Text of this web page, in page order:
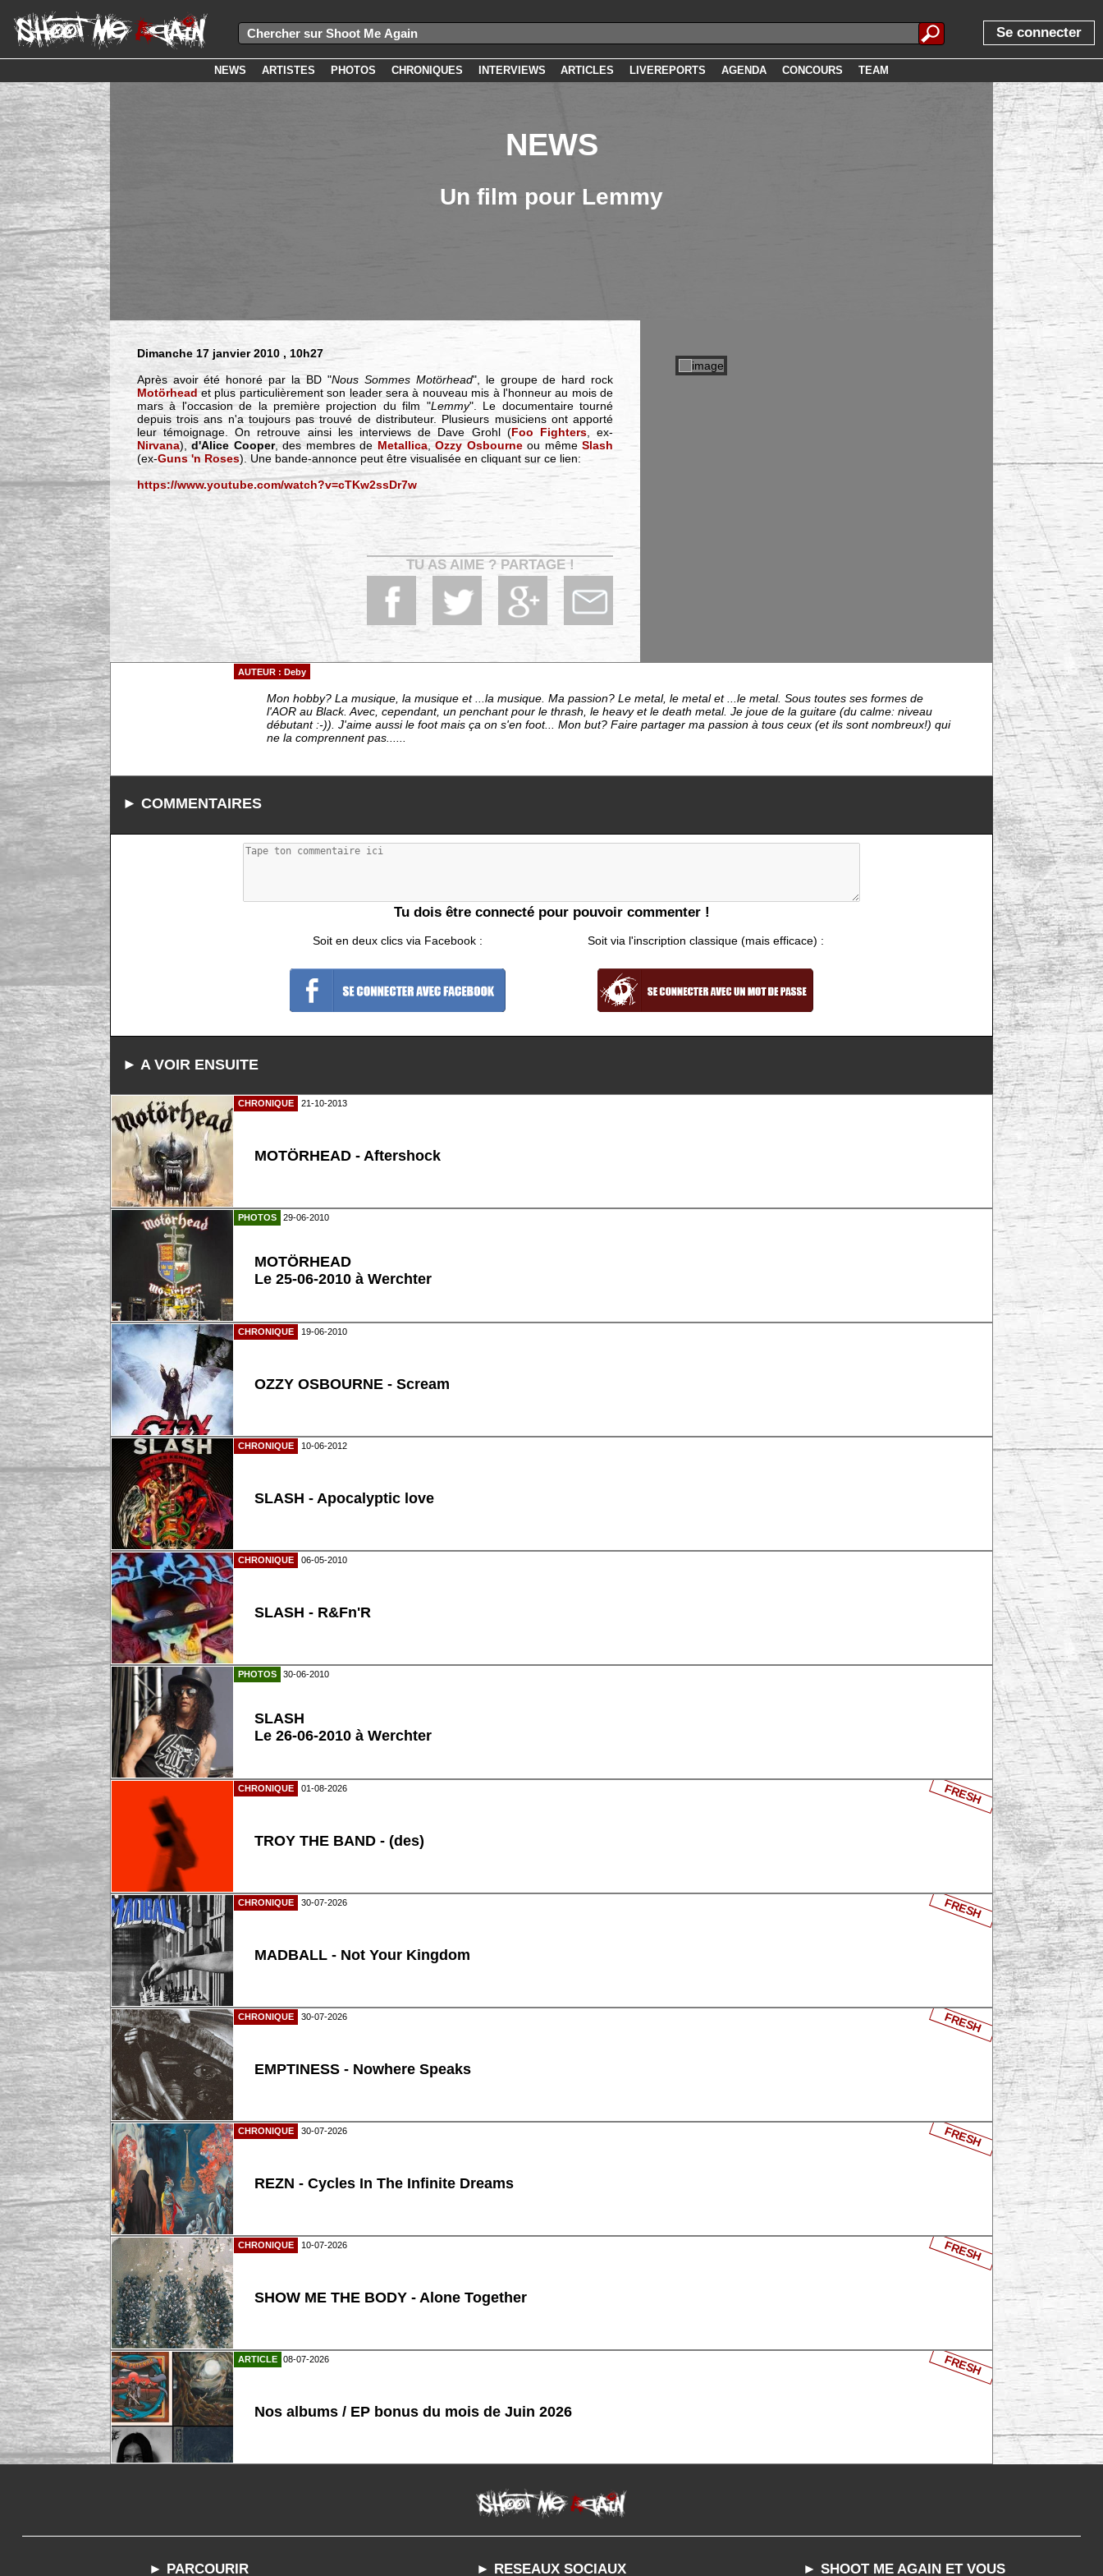
Se connecter
NEWS ARTISTES PHOTOS CHRONIQUES INTERVIEWS ARTICLES LIVEREPORTS AGENDA CONCOURS TEAM
NEWS
Un film pour Lemmy
Dimanche 17 janvier 2010 , 10h27
Après avoir été honoré par la BD "Nous Sommes Motörhead", le groupe de hard rock
Motörheadet plus particulièrement son leader sera à nouveau mis à l'honneur au mois de
mars à l'occasion de la première projection du film "Lemmy". Le documentaire tourné
depuis trois ans n'a toujours pas trouvé de distributeur. Plusieurs musiciens ont apporté
leur témoignage. On retrouve ainsi les interviews de Dave Grohl (Foo Fighters, ex-
Nirvana),d'Alice Cooper, des membres de Metallica,Ozzy Osbourneou mêmeSlash
(ex-Guns 'n Roses). Une bande-annonce peut être visualisée en cliquant sur ce lien:
https://www.youtube.com/watch?v=cTKw2ssDr7w
TU AS AIME ? PARTAGE !
AUTEUR : Deby
Mon hobby? La musique, la musique et ...la musique. Ma passion? Le metal, le metal et ...le metal. Sous toutes ses formes de
l'AOR au Black. Avec, cependant, un penchant pour le thrash, le heavy et le death metal. Je joue de la guitare (du calme: niveau
débutant :-)). J'aime aussi le foot mais ça on s'en foot... Mon but? Faire partager ma passion à tous ceux (et ils sont nombreux!) qui
ne la comprennent pas......
► COMMENTAIRES
Tu dois être connecté pour pouvoir commenter !
Soit en deux clics via Facebook : Soit via l'inscription classique (mais efficace) :
► A VOIR ENSUITE
CHRONIQUE 21-10-2013
MOTÖRHEAD - Aftershock
PHOTOS 29-06-2010
MOTÖRHEAD
Le 25-06-2010 à Werchter
CHRONIQUE 19-06-2010
OZZY OSBOURNE - Scream
CHRONIQUE 10-06-2012
SLASH - Apocalyptic love
CHRONIQUE 06-05-2010
SLASH - R&Fn'R
PHOTOS 30-06-2010
SLASH
Le 26-06-2010 à Werchter
CHRONIQUE 01-08-2026
TROY THE BAND - (des)
FRESH
CHRONIQUE 30-07-2026
MADBALL - Not Your Kingdom
FRESH
CHRONIQUE 30-07-2026
EMPTINESS - Nowhere Speaks
FRESH
CHRONIQUE 30-07-2026
REZN - Cycles In The Infinite Dreams
FRESH
CHRONIQUE 10-07-2026
SHOW ME THE BODY - Alone Together
FRESH
ARTICLE 08-07-2026
Nos albums / EP bonus du mois de Juin 2026
FRESH
► PARCOURIR ► RESEAUX SOCIAUX ► SHOOT ME AGAIN ET VOUS